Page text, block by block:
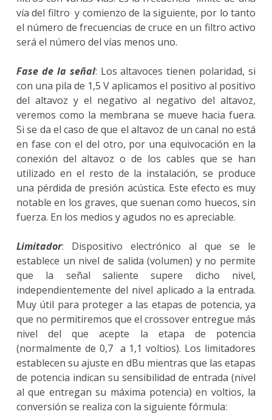
vía del filtro y comienzo de la siguiente, por lo tanto
el número de frecuencias de cruce en un filtro activo
será el número del vías menos uno.
Fase de la señal: Los altavoces tienen polaridad, si
con una pila de 1,5 V aplicamos el positivo al positivo
del altavoz y el negativo al negativo del altavoz,
veremos como la membrana se mueve hacia fuera.
Si se da el caso de que el altavoz de un canal no está
en fase con el del otro, por una equivocación en la
conexión del altavoz o de los cables que se han
utilizado en el resto de la instalación, se produce
una pérdida de presión acústica. Este efecto es muy
notable en los graves, que suenan como huecos, sin
fuerza. En los medios y agudos no es apreciable.
Limitador: Dispositivo electrónico al que se le
establece un nivel de salida (volumen) y no permite
que la señal saliente supere dicho nivel,
independientemente del nivel aplicado a la entrada.
Muy útil para proteger a las etapas de potencia, ya
que no permitiremos que el crossover entregue más
nivel del que acepte la etapa de potencia
(normalmente de 0,7 a 1,1 voltios). Los limitadores
establecen su ajuste en dBu mientras que las etapas
de potencia indican su sensibilidad de entrada (nivel
al que entregan su máxima potencia) en voltios, la
conversión se realiza con la siguiente fórmula: